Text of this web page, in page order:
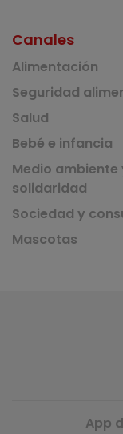
Canales
Alimentación
Seguridad
Salud
Bebé e infancia
Medio ambiente
solidaridad
Sociedad y
Mascotas
App